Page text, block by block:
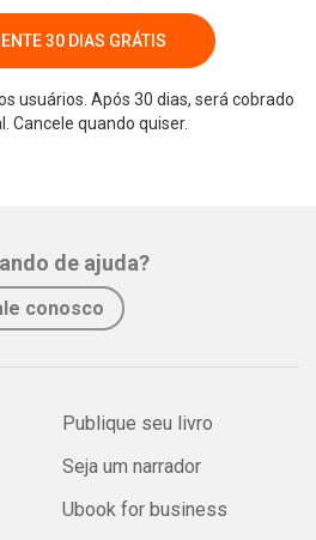
30 DIAS GRÁTIS
usuários. Após 30 dias, será cobrado
Cancele quando quiser.
de ajuda?
conosco
Publique seu livro
Seja um narrador
Ubook for business